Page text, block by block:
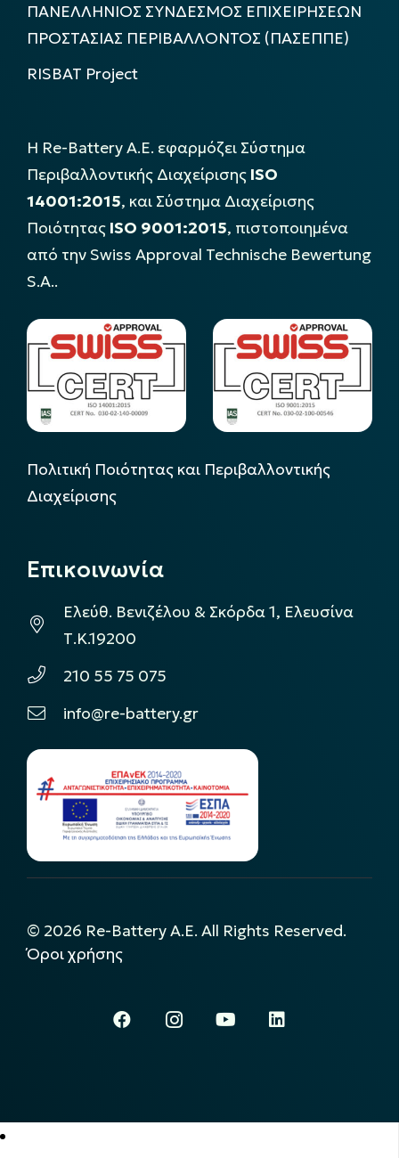
ΠΑΝΕΛΛΗΝΙΟΣ ΣΥΝΔΕΣΜΟΣ ΕΠΙΧΕΙΡΗΣΕΩΝ
ΠΡΟΣΤΑΣΙΑΣ ΠΕΡΙΒΑΛΛΟΝΤΟΣ (ΠΑΣΕΠΠΕ)
RISBAT Project
Η Re-Battery Α.Ε. εφαρμόζει Σύστημα
Περιβαλλοντικής Διαχείρισης ISO
14001:2015, και Σύστημα Διαχείρισης
Ποιότητας ISO 9001:2015, πιστοποιημένα
από την Swiss Approval Technische Bewertung
S.A..
Πολιτική Ποιότητας και Περιβαλλοντικής
Διαχείρισης
Επικοινωνία
Ελεύθ. Βενιζέλου & Σκόρδα 1, Ελευσίνα
Τ.Κ.19200
210 55 75 075
info@re-battery.gr
© 2026 Re-Battery A.E. All Rights Reserved.
Όροι χρήσης